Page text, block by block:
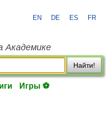
EN DE ES FR
Академике
Найти!
Игры ⚽